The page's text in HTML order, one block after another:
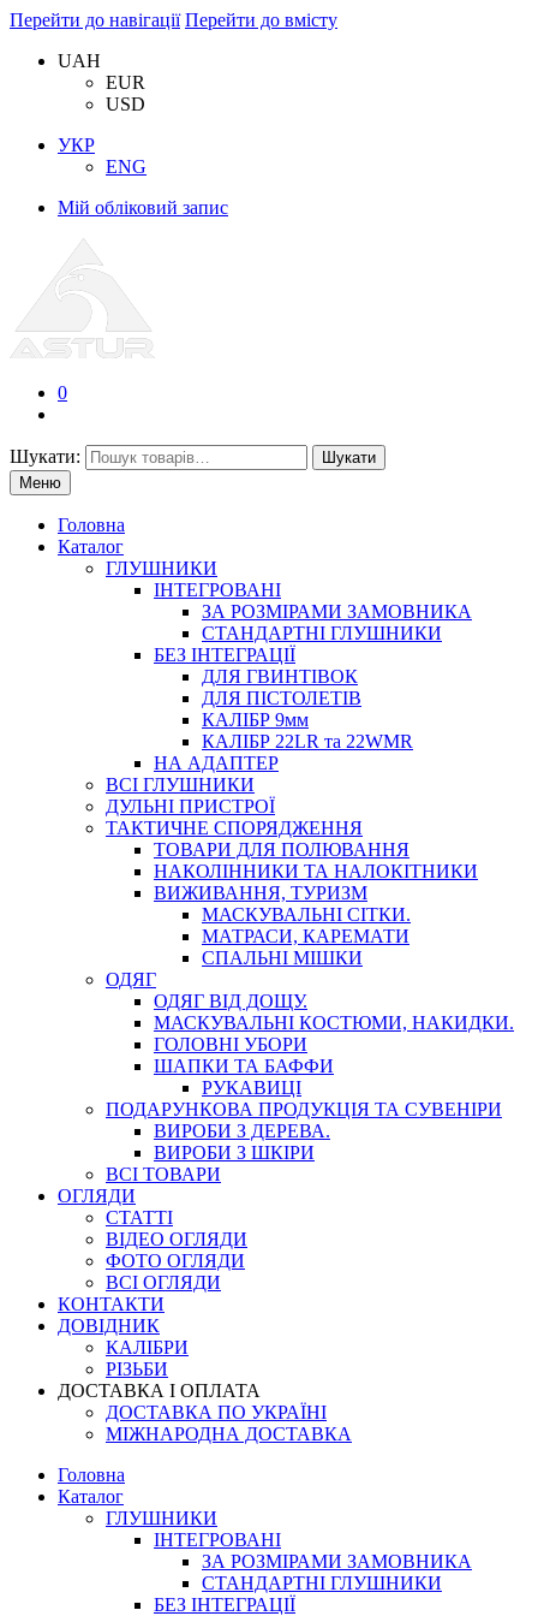
Перейти до навігації Перейти до вмісту
UAH
EUR
USD
УКР
ENG
Мій обліковий запис
0
Шукати:
Шукати
Меню
Головна
Каталог
ГЛУШНИКИ
ІНТЕГРОВАНІ
ЗА РОЗМІРАМИ ЗАМОВНИКА
СТАНДАРТНІ ГЛУШНИКИ
БЕЗ ІНТЕГРАЦІЇ
ДЛЯ ГВИНТІВОК
ДЛЯ ПІСТОЛЕТІВ
КАЛІБР 9мм
КАЛІБР 22LR та 22WMR
НА АДАПТЕР
ВСІ ГЛУШНИКИ
ДУЛЬНІ ПРИСТРОЇ
ТАКТИЧНЕ СПОРЯДЖЕННЯ
ТОВАРИ ДЛЯ ПОЛЮВАННЯ
НАКОЛІННИКИ ТА НАЛОКІТНИКИ
ВИЖИВАННЯ, ТУРИЗМ
МАСКУВАЛЬНІ СІТКИ.
МАТРАСИ, КАРЕМАТИ
СПАЛЬНІ МІШКИ
ОДЯГ
ОДЯГ ВІД ДОЩУ.
МАСКУВАЛЬНІ КОСТЮМИ, НАКИДКИ.
ГОЛОВНІ УБОРИ
ШАПКИ ТА БАФФИ
РУКАВИЦІ
ПОДАРУНКОВА ПРОДУКЦІЯ ТА СУВЕНІРИ
ВИРОБИ З ДЕРЕВА.
ВИРОБИ З ШКІРИ
ВСІ ТОВАРИ
ОГЛЯДИ
СТАТТІ
ВІДЕО ОГЛЯДИ
ФОТО ОГЛЯДИ
ВСІ ОГЛЯДИ
КОНТАКТИ
ДОВІДНИК
КАЛІБРИ
РІЗЬБИ
ДОСТАВКА І ОПЛАТА
ДОСТАВКА ПО УКРАЇНІ
МІЖНАРОДНА ДОСТАВКА
Головна
Каталог
ГЛУШНИКИ
ІНТЕГРОВАНІ
ЗА РОЗМІРАМИ ЗАМОВНИКА
СТАНДАРТНІ ГЛУШНИКИ
БЕЗ ІНТЕГРАЦІЇ